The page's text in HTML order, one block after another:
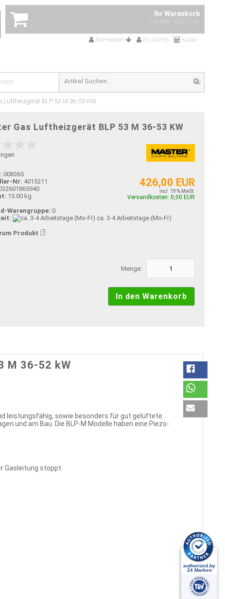
Ihr Warenkorb
0 Artikel 0,00 EUR
Anmelden Ihr Konto Kasse
Luftheizgerät BLP 53 M 36-53 KW
Gas Luftheizgerät BLP 53 M 36-53 KW
426,00 EUR
incl. 19 % MwSt.
Versandkosten: 0,00 EUR
008365
Nr: 4015211
15.00 kg
Warengruppe: 0
ca. 3-4 Arbeitstage (Mo-Fr)
Produkt
Menge:
M 36-52 kW
leistungsfähig, sowie besonders für gut gelüftete
und am Bau. Die BLP-M Modelle haben eine Piezo-
Gasleitung stoppt